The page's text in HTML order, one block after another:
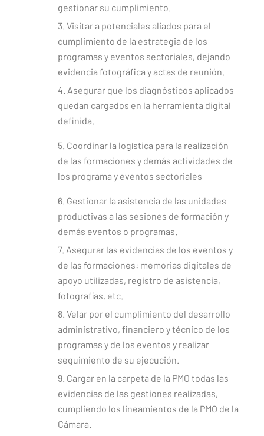
gestionar su cumplimiento.
3. Visitar a potenciales aliados para el
cumplimiento de la estrategia de los
programas y eventos sectoriales, dejando
evidencia fotográfica y actas de reunión.
4. Asegurar que los diagnósticos aplicados
quedan cargados en la herramienta digital
definida.
5. Coordinar la logística para la realización
de las formaciones y demás actividades de
los programa y eventos sectoriales
6. Gestionar la asistencia de las unidades
productivas a las sesiones de formación y
demás eventos o programas.
7. Asegurar las evidencias de los eventos y
de las formaciones: memorias digitales de
apoyo utilizadas, registro de asistencia,
fotografías, etc.
8. Velar por el cumplimiento del desarrollo
administrativo, financiero y técnico de los
programas y de los eventos y realizar
seguimiento de su ejecución.
9. Cargar en la carpeta de la PMO todas las
evidencias de las gestiones realizadas,
cumpliendo los lineamientos de la PMO de la
Cámara.